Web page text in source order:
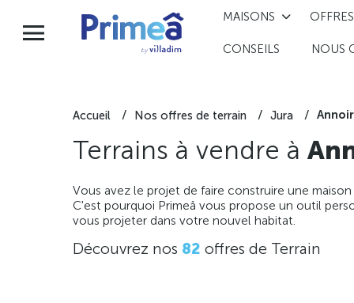
MAISONS OFFRES
CONSEILS NOUS
Accueil Nos offres de terrain Jura
Terrains à vendre à
Vous avez le projet de faire construire une
C'est pourquoi Primeâ vous propose un outil
vous projeter dans votre nouvel habitat.
Découvrez nos 82 offres de Terrain